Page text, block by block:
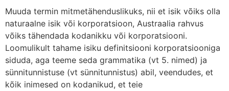
Muuda termin mitmetähenduslikuks, nii et isik võiks olla
naturaalne isik või korporatsioon, Austraalia rahvus
võiks tähendada kodanikku või korporatsiooni.
Loomulikult tahame isiku definitsiooni korporatsiooniga
siduda, aga teeme seda grammatika (vt 5. nimed) ja
sünnitunnistuse (vt sünnitunnistus) abil, veendudes, et
kõik inimesed on kodanikud, et teie